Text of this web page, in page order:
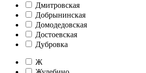
Дмитровская
Добрынинская
Домодедовская
Достоевская
Дубровка
Ж